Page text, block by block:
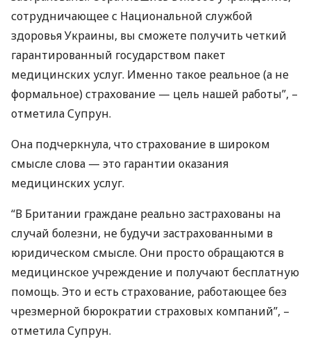
сотрудничающее с Национальной службой
здоровья Украины, вы сможете получить четкий
гарантированный государством пакет
медицинских услуг. Именно такое реальное (а не
формальное) страхование — цель нашей работы”, –
отметила Супрун.
Она подчеркнула, что страхование в широком
смысле слова — это гарантии оказания
медицинских услуг.
“В Британии граждане реально застрахованы на
случай болезни, не будучи застрахованными в
юридическом смысле. Они просто обращаются в
медицинское учреждение и получают бесплатную
помощь. Это и есть страхование, работающее без
чрезмерной бюрократии страховых компаний”, –
отметила Супрун.